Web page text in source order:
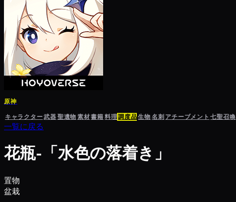
原神
キャラクター武器聖遺物素材書籍料理調度品生物名刺 アチーブメント 七聖召喚
一覧に戻る
花瓶-「水色の落着き」
置物
盆栽